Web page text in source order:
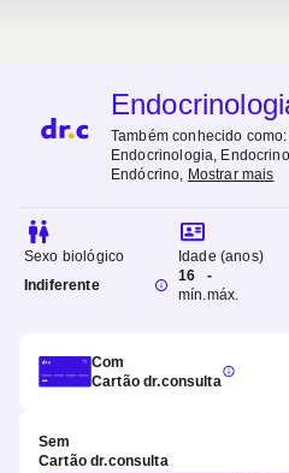
Também conhecido como:
Endocrinologia,
Endócrino, Mostrar mais
Sexo biológico
Indiferente
Idade (anos)
16
mín.
-
máx.
Com
Cartão dr.consulta
Sem
Cartão dr.consulta